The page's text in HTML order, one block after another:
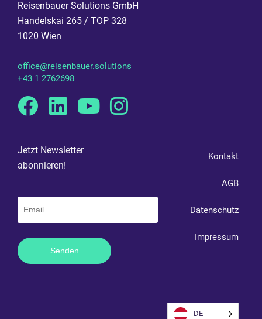
Reisenbauer Solutions GmbH
Handelskai 265 / TOP 328
1020 Wien
office@reisenbauer.solutions
+43 1 2762698
Facebook
Linkedin
YoutubeInstagram
Jetzt Newsletter
abonnieren!
Kontakt
AGB
Datenschutz
Impressum
DE